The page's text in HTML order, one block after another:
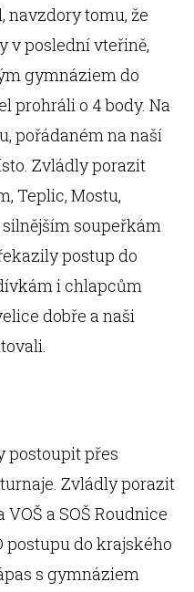
navzdory tomu, že
v poslední vteřině,
gymnáziem do
prohráli o 4 body. Na
pořádaném na naší
Zvládly porazit
Teplic, Mostu,
silnějším soupeřkám
postup do
i chlapcům
dobře a naši
postoupit přes
Zvládly porazit
a SOŠ Roudnice
postupu do krajského
s gymnáziem